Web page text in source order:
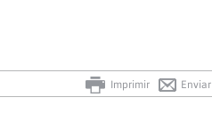
Enviar
Imprimir